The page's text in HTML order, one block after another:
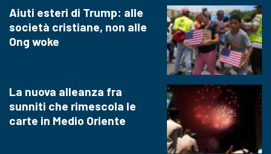
Aiuti esteri di Trump: alle
società cristiane, non alle
Ong woke
La nuova alleanza fra
sunniti che rimescola le
carte in Medio Oriente